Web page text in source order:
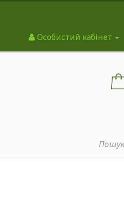
Особистий кабінет